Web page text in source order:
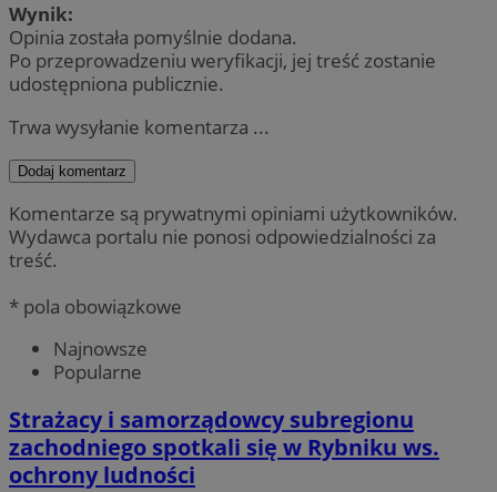
Wynik:
Opinia została pomyślnie dodana.
Po przeprowadzeniu weryfikacji, jej treść zostanie
udostępniona publicznie.
Trwa wysyłanie komentarza ...
Dodaj komentarz
Komentarze są prywatnymi opiniami użytkowników.
Wydawca portalu nie ponosi odpowiedzialności za
treść.
* pola obowiązkowe
Najnowsze
Popularne
Strażacy i samorządowcy subregionu
zachodniego spotkali się w Rybniku ws.
ochrony ludności